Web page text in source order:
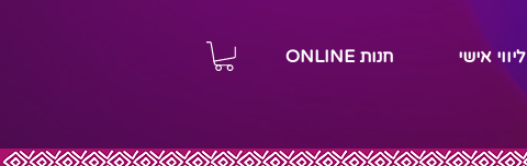
ליווי אישי חנות ONLINE